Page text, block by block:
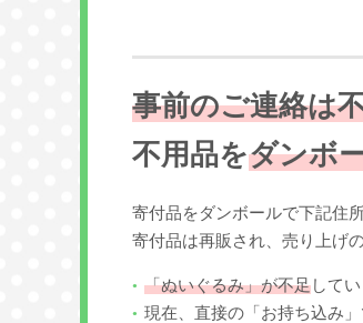
事前のご連絡は
不用品をダンボ
寄付品をダンボールで下記住
寄付品は再販され、売り上げ
「ぬいぐるみ」が不足してい
現在、直接の「お持ち込み